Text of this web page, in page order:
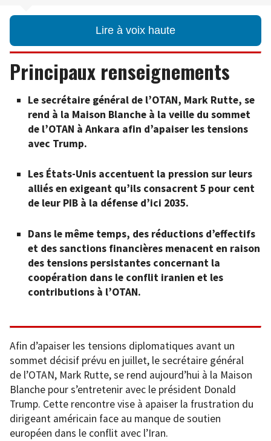
Lire à voix haute
Principaux renseignements
Le secrétaire général de l’OTAN, Mark Rutte, se
rend à la Maison Blanche à la veille du sommet
de l’OTAN à Ankara afin d’apaiser les tensions
avec Trump.
Les États-Unis accentuent la pression sur leurs
alliés en exigeant qu’ils consacrent 5 pour cent
de leur PIB à la défense d’ici 2035.
Dans le même temps, des réductions d’effectifs
et des sanctions financières menacent en raison
des tensions persistantes concernant la
coopération dans le conflit iranien et les
contributions à l’OTAN.
Afin d’apaiser les tensions diplomatiques avant un
sommet décisif prévu en juillet, le secrétaire général
de l’OTAN, Mark Rutte, se rend aujourd’hui à la Maison
Blanche pour s’entretenir avec le président Donald
Trump. Cette rencontre vise à apaiser la frustration du
dirigeant américain face au manque de soutien
européen dans le conflit avec l’Iran.